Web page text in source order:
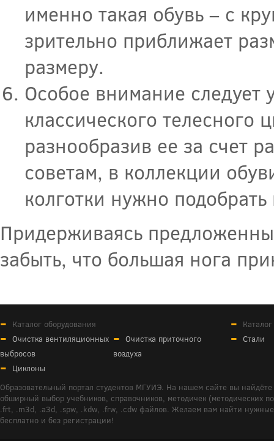
именно такая обувь – с
зрительно приближает
размеру.
Особое внимание следует
классического телесного
разнообразив ее за счет
советам, в коллекции
колготки нужно
Придерживаясь
забыть, что большая нога
Каталог оборудования
Очистка вентиляционных
выбросов
Очистка приточного
воздуха
Циклоны
Стали
Образовательный портал студентов МГУИЭ. На нашем сайте вы
обширный выбор учебников, справочников, методичек (методических
.frt, .m3d, .a3d, .spw, .kdw, .frw, .cdw файлов. Желаем вам найти
бесплатно и без регистрации!